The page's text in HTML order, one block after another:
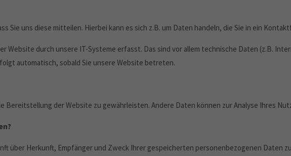
Sie uns diese mitteilen. Hierbei kann es sich z.B. um Daten handeln, die Sie in ein
Website durch unsere IT-Systeme erfasst. Das sind vor allem technische Daten (z.B.
automatisch, sobald Sie unsere Website betreten.
Bereitstellung der Website zu gewährleisten. Andere Daten können zur Analyse Ihres
über Herkunft, Empfänger und Zweck Ihrer gespeicherten personenbezogenen Daten